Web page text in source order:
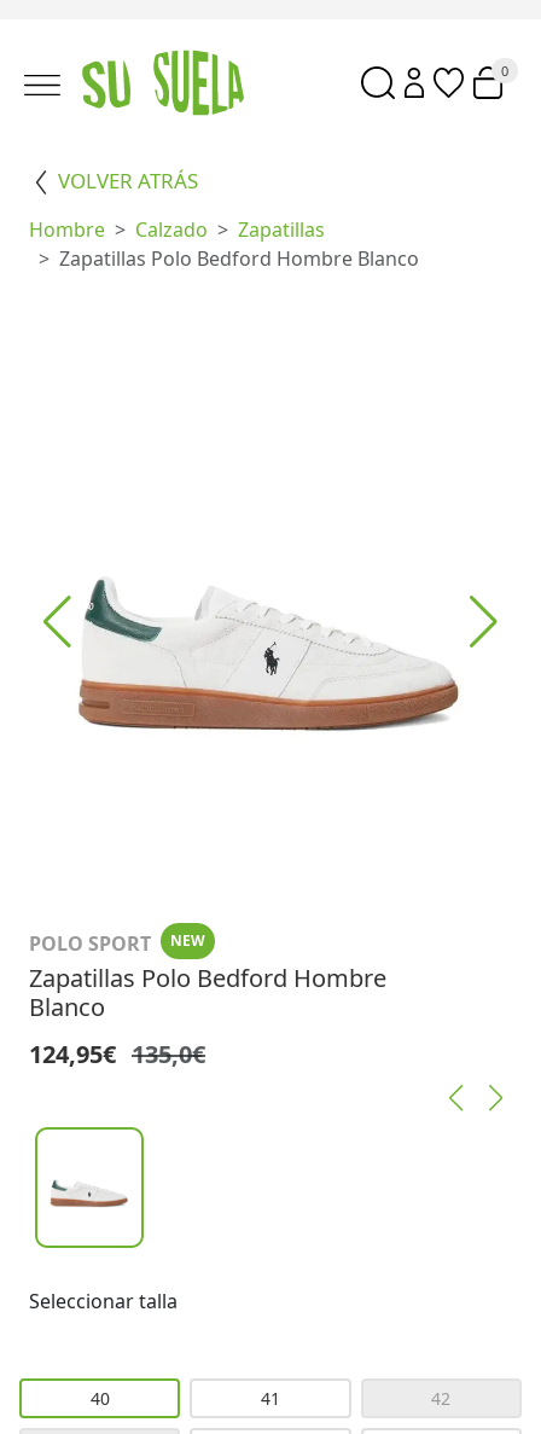
0
VOLVER ATRÁS
Hombre Calzado
Zapatillas
Zapatillas Polo Bedford Hombre Blanco
POLO SPORT NEW
Zapatillas Polo Bedford Hombre
Blanco
124,95€ 135,0€
Seleccionar talla
40 41 42